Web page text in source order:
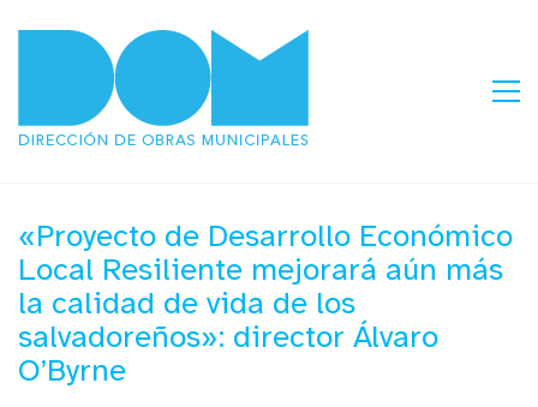
«Proyecto de Desarrollo Económico
Local Resiliente mejorará aún más
la calidad de vida de los
salvadoreños»: director Álvaro
O’Byrne